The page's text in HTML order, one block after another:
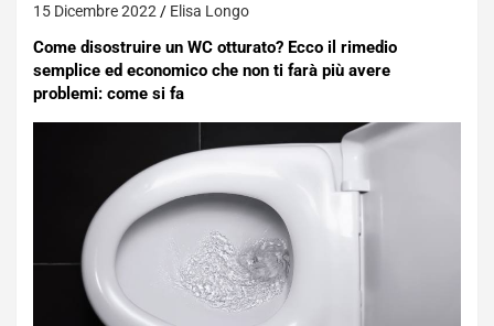
15 Dicembre 2022 Elisa Longo
Come disostruire un WC otturato? Ecco il rimedio
semplice ed economico che non ti farà più avere
problemi: come si fa